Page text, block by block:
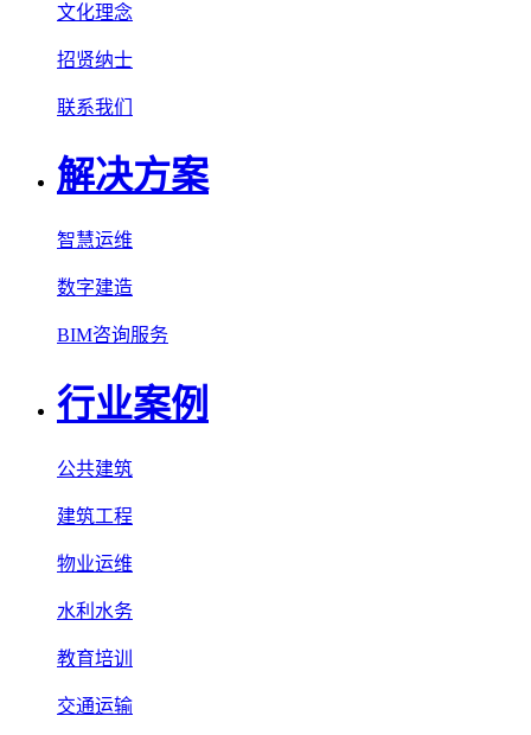
文化理念
招贤纳士
联系我们
解决方案
智慧运维
数字建造
BIM咨询服务
行业案例
公共建筑
建筑工程
物业运维
水利水务
教育培训
交通运输